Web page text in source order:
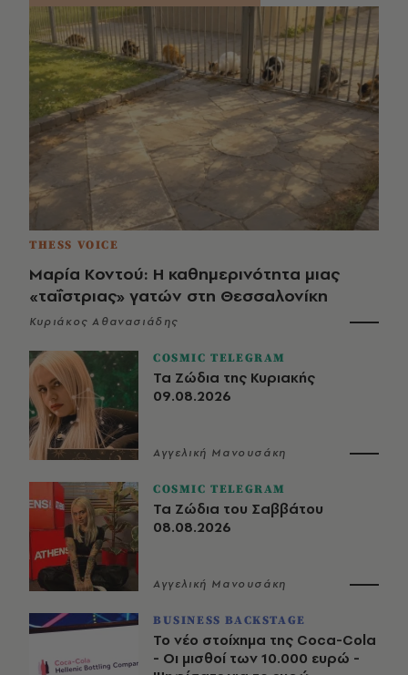
THESS VOICE
Μαρία Κοντού: Η καθημερινότητα μιας
«ταΐστριας» γατών στη Θεσσαλονίκη
Κυριάκος Αθανασιάδης
COSMIC TELEGRAM
Τα Ζώδια της Κυριακής
09.08.2026
Αγγελική Μανουσάκη
COSMIC TELEGRAM
Τα Ζώδια του Σαββάτου
08.08.2026
Αγγελική Μανουσάκη
BUSINESS BACKSTAGE
Το νέο στοίχημα της Coca-Cola
- Οι μισθοί των 10.000 ευρώ -